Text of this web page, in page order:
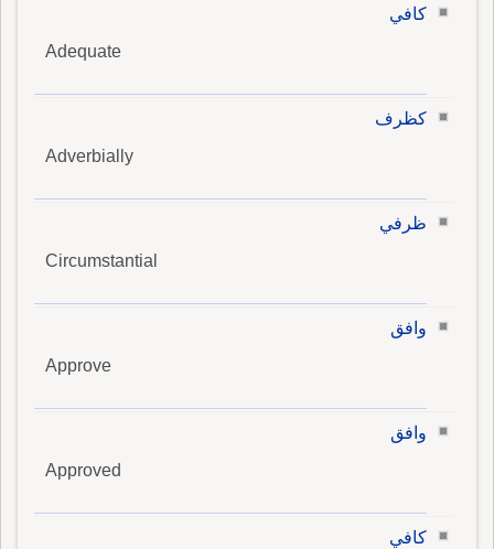
كافي
Adequate
كظرف
Adverbially
ظرفي
Circumstantial
وافق
Approve
وافق
Approved
كافي